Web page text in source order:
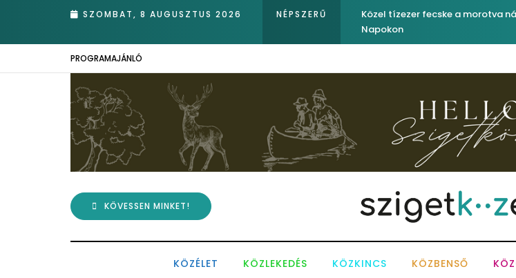
SZOMBAT, 8 AUGUSZTUS 2026 NÉPSZERŰ
– Kiemelkedő hazai eredmények az Európai Madármegfigyelő Ferenc József és József nádor
PROGRAMAJÁNLÓ
KÖVESSEN MINKET!
KÖZÉLET KÖZLEKEDÉS KÖZKINCS KÖZBENSŐ